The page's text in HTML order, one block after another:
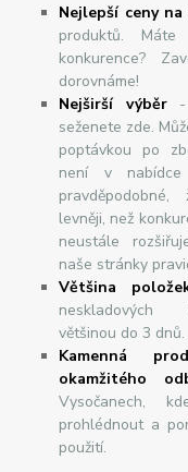
Nejlepší ceny
produktů.
konkurence?
dorovnáme!
Nejširšívýběr-
seženete zde.
poptávkou po
není v
levněji, než
neustále
naše stránky
Většina
neskladových
většinou do 3 dnů.
Kamenná
okamžitého
Vysočanech,
prohlédnout a
použití.